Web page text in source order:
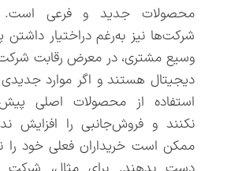
محصولات جدید و فرعی است.
شرکت‌ها نیز به‌رغم دراختیار داشتن
وسیع مشتری، در معرض رقابت
دیجیتال هستند و اگر موارد جدیدی
استفاده از محصولات اصلی
نکنند و فروش‌جانبی را افزایش
ممکن است خریداران فعلی خود را